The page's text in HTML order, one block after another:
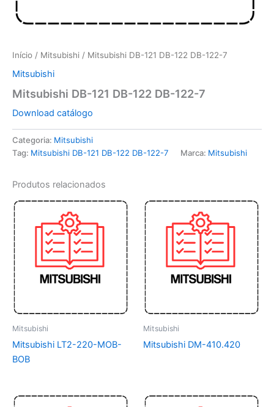
Início / Mitsubishi / Mitsubishi DB-121 DB-122 DB-122-7
Mitsubishi
Mitsubishi DB-121 DB-122 DB-122-7
Download catálogo
Categoria: Mitsubishi
Tag: Mitsubishi DB-121 DB-122 DB-122-7 Marca: Mitsubishi
Produtos relacionados
Mitsubishi
Mitsubishi LT2-220-MOB-
BOB
Mitsubishi
Mitsubishi DM-410.420